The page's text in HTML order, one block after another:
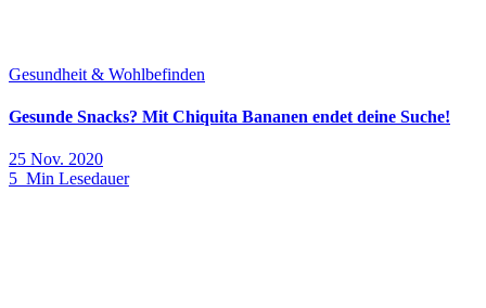
Gesundheit & Wohlbefinden
Gesunde Snacks? Mit Chiquita Bananen endet deine Suche!
25 Nov. 2020
5 Min Lesedauer